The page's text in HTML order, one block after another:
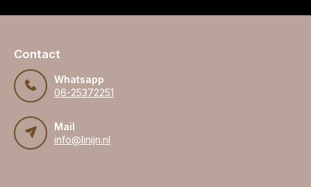
Contact
Whatsapp
06-25372251
Mail
info@linijn.nl